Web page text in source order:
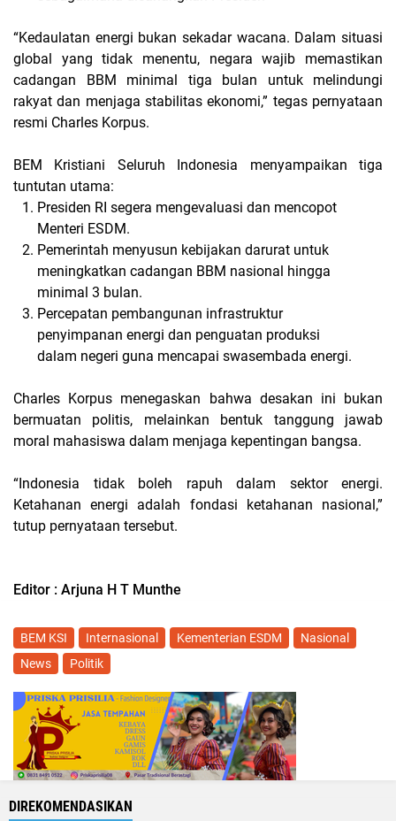
“Kedaulatan energi bukan sekadar wacana. Dalam situasi
global yang tidak menentu, negara wajib memastikan
cadangan BBM minimal tiga bulan untuk melindungi
rakyat dan menjaga stabilitas ekonomi,” tegas pernyataan
resmi Charles Korpus.
BEM Kristiani Seluruh Indonesia menyampaikan tiga
tuntutan utama:
Presiden RI segera mengevaluasi dan mencopot
Menteri ESDM.
Pemerintah menyusun kebijakan darurat untuk
meningkatkan cadangan BBM nasional hingga
minimal 3 bulan.
Percepatan pembangunan infrastruktur
penyimpanan energi dan penguatan produksi
dalam negeri guna mencapai swasembada energi.
Charles Korpus menegaskan bahwa desakan ini bukan
bermuatan politis, melainkan bentuk tanggung jawab
moral mahasiswa dalam menjaga kepentingan bangsa.
“Indonesia tidak boleh rapuh dalam sektor energi.
Ketahanan energi adalah fondasi ketahanan nasional,”
tutup pernyataan tersebut.
Editor : Arjuna H T Munthe
BEM KSI Internasional Kementerian ESDM
Nasional
News
Politik
DIREKOMENDASIKAN